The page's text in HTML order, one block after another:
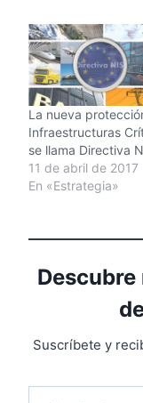
ámbitos tan
pero similares en el
y tratamientos de
sistemas de
como: La
Española. La…
La nueva
Infraestructuras
se llama Directiva
11 de abril de 2017
En «Estrategia»
Descubre
Suscríbete y
Escribe tu correo electrónico…